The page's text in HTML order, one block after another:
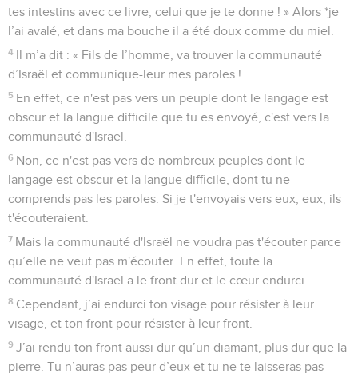
tes intestins avec ce livre, celui que je te donne ! » Alors *je
l’ai avalé, et dans ma bouche il a été doux comme du miel.
4 Il m’a dit : « Fils de l’homme, va trouver la communauté
d’Israël et communique-leur mes paroles !
5 En effet, ce n'est pas vers un peuple dont le langage est
obscur et la langue difficile que tu es envoyé, c'est vers la
communauté d'Israël.
6 Non, ce n'est pas vers de nombreux peuples dont le
langage est obscur et la langue difficile, dont tu ne
comprends pas les paroles. Si je t'envoyais vers eux, eux, ils
t'écouteraient.
7 Mais la communauté d'Israël ne voudra pas t'écouter parce
qu’elle ne veut pas m'écouter. En effet, toute la
communauté d'Israël a le front dur et le cœur endurci.
8 Cependant, j’ai endurci ton visage pour résister à leur
visage, et ton front pour résister à leur front.
9 J’ai rendu ton front aussi dur qu’un diamant, plus dur que la
pierre. Tu n’auras pas peur d’eux et tu ne te laisseras pas